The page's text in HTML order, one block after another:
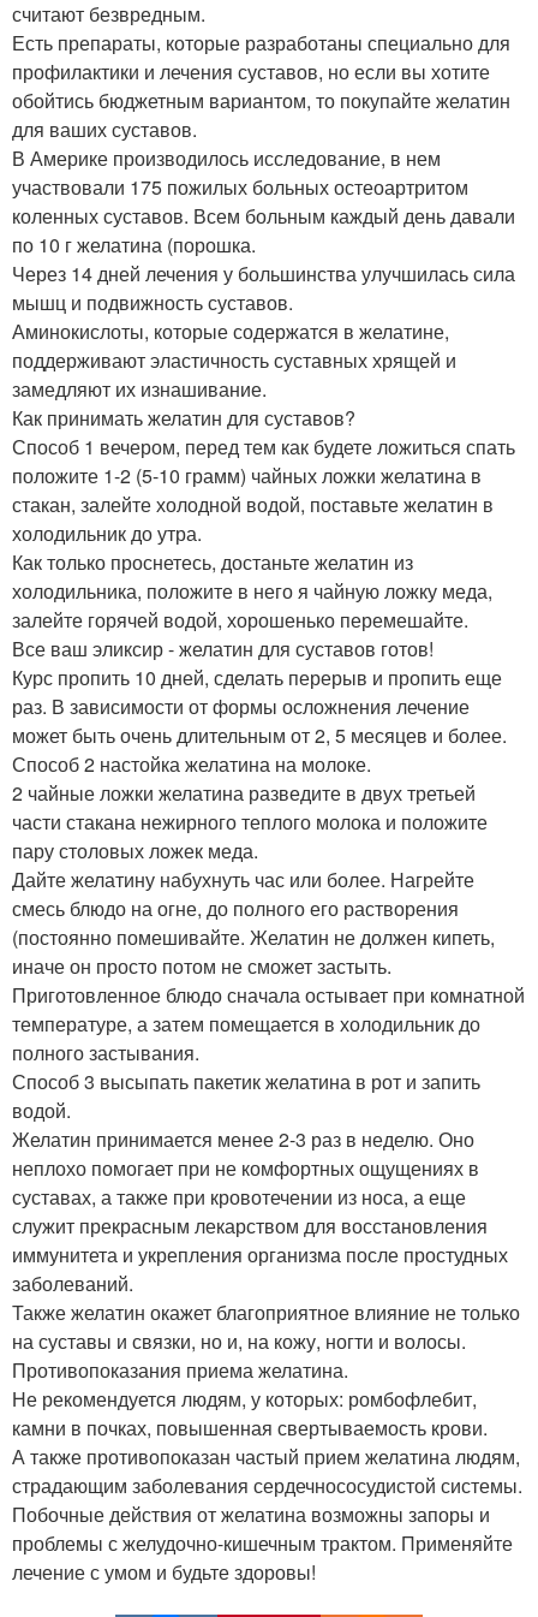
считают безвредным.
Есть препараты, которые разработаны специально для
профилактики и лечения суставов, но если вы хотите
обойтись бюджетным вариантом, то покупайте желатин
для ваших суставов.
В Америке производилось исследование, в нем
участвовали 175 пожилых больных остеоартритом
коленных суставов. Всем больным каждый день давали
по 10 г желатина (порошка.
Через 14 дней лечения у большинства улучшилась сила
мышц и подвижность суставов.
Аминокислоты, которые содержатся в желатине,
поддерживают эластичность суставных хрящей и
замедляют их изнашивание.
Как принимать желатин для суставов?
Способ 1 вечером, перед тем как будете ложиться спать
положите 1-2 (5-10 грамм) чайных ложки желатина в
стакан, залейте холодной водой, поставьте желатин в
холодильник до утра.
Как только проснетесь, достаньте желатин из
холодильника, положите в него я чайную ложку меда,
залейте горячей водой, хорошенько перемешайте.
Все ваш эликсир - желатин для суставов готов!
Курс пропить 10 дней, сделать перерыв и пропить еще
раз. В зависимости от формы осложнения лечение
может быть очень длительным от 2, 5 месяцев и более.
Способ 2 настойка желатина на молоке.
2 чайные ложки желатина разведите в двух третьей
части стакана нежирного теплого молока и положите
пару столовых ложек меда.
Дайте желатину набухнуть час или более. Нагрейте
смесь блюдо на огне, до полного его растворения
(постоянно помешивайте. Желатин не должен кипеть,
иначе он просто потом не сможет застыть.
Приготовленное блюдо сначала остывает при комнатной
температуре, а затем помещается в холодильник до
полного застывания.
Способ 3 высыпать пакетик желатина в рот и запить
водой.
Желатин принимается менее 2-3 раз в неделю. Оно
неплохо помогает при не комфортных ощущениях в
суставах, а также при кровотечении из носа, а еще
служит прекрасным лекарством для восстановления
иммунитета и укрепления организма после простудных
заболеваний.
Также желатин окажет благоприятное влияние не только
на суставы и связки, но и, на кожу, ногти и волосы.
Противопоказания приема желатина.
Не рекомендуется людям, у которых: ромбофлебит,
камни в почках, повышенная свертываемость крови.
А также противопоказан частый прием желатина людям,
страдающим заболевания сердечнососудистой системы.
Побочные действия от желатина возможны запоры и
проблемы с желудочно-кишечным трактом. Применяйте
лечение с умом и будьте здоровы!